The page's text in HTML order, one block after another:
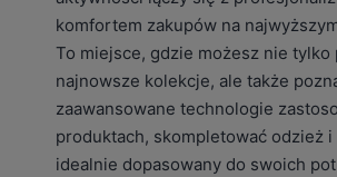
komfortem zakupów na
To miejsce, gdzie możesz nie tylko
najnowsze kolekcje, ale także
zaawansowane technologie
produktach, skompletować odzież
idealnie dopasowany do swoich